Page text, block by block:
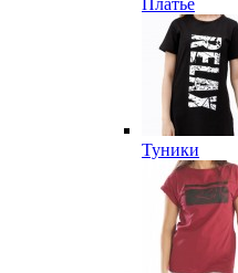
Платье
Туники